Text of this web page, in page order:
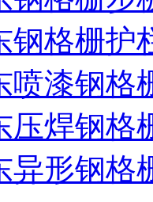
钢格栅护
喷漆钢格
压焊钢格
异形钢格